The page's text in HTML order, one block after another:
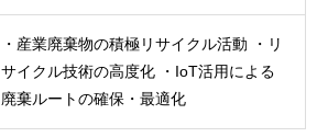
・産業廃棄物の積極リサイクル活動 ・リ
サイクル技術の高度化 ・IoT活用による
廃棄ルートの確保・最適化